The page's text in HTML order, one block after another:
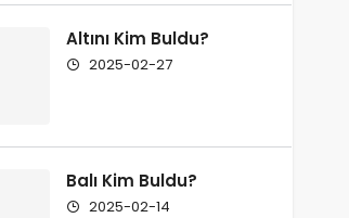
Altını Kim Buldu?
2025-02-27
Balı Kim Buldu?
2025-02-14